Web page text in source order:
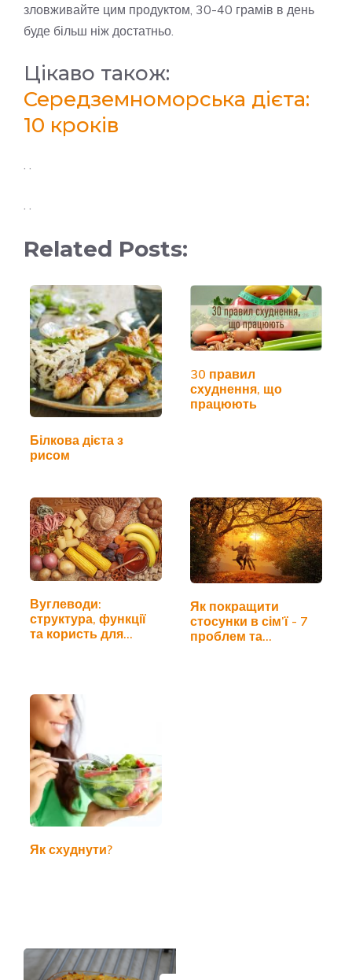
зловживайте цим продуктом, 30-40 грамів в день
буде більш ніж достатньо.
Цікаво також:
Середземноморська дієта:
10 кроків
Related Posts:
Білкова дієта з
рисом
30 правил
схуднення, що
працюють
Вуглеводи:
структура, функції
та користь для
Як покращити
стосунки в сім’ї - 7
проблем та…
Як схуднути?